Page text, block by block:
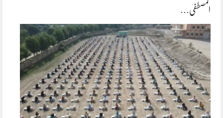
المصطفیٰ…